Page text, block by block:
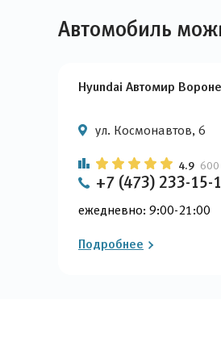
Автомобиль
Hyundai Автомир
ул. Космонавтов, 6
4.9 600
+7 (473) 233-15-
ежедневно: 9:00-21:00
Подробнее